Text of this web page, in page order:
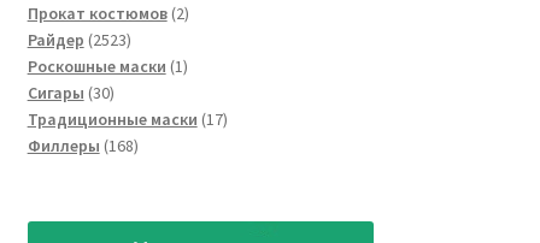
Прокат костюмов 22
Райдер 25232523
товара
Роскошные маски 11
Сигары 3030
товаров
Традиционные маски 1717
Филлеры 168168